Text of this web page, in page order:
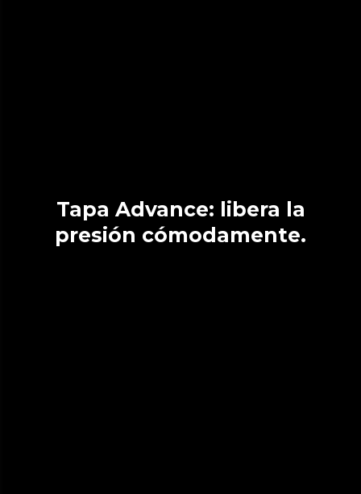
Tapa Advance: libera la
presión cómodamente.